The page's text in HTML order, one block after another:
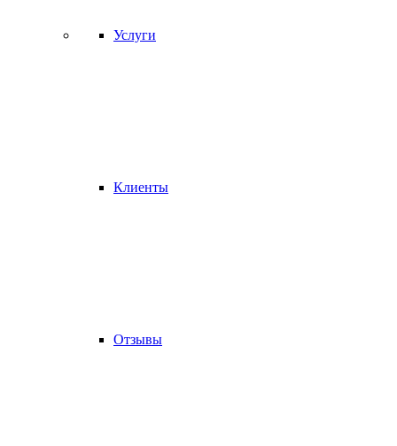
Услуги
Клиенты
Отзывы